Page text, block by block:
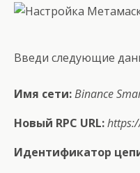
Введи следующие
Имя сети:Binance
Новый RPC URL:
Идентификатор